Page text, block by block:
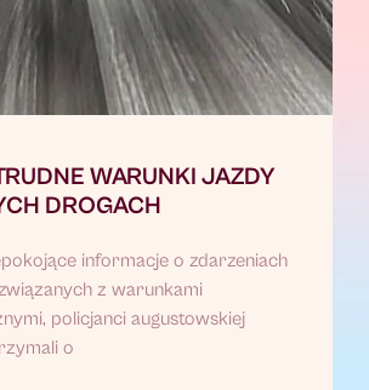
WARUNKI JAZDY
DROGACH
informacje o zdarzeniach
z warunkami
policjanci augustowskiej
o